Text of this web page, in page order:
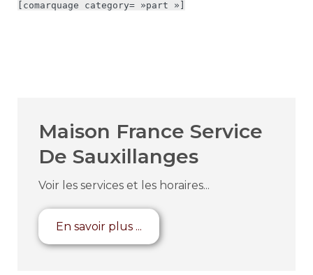
[comarquage category= »part »]
Maison France Service
De Sauxillanges
Voir les services et les horaires...
En savoir plus ...